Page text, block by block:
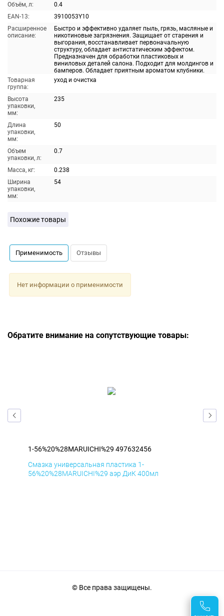
Объём, л:
0.4
EAN-13:
3910053Y10
Расширенное
описание:
Быстро и эффективно удаляет пыль, грязь, масляные и
никотиновые загрязнения. Защищает от старения и
выгорания, восстанавливает первоначальную
структуру, обладает антистатическим эффектом.
Предназначен для обработки пластиковых и
виниловых деталей салона. Подходит для молдингов и
бамперов. Обладает приятным ароматом клубники.
Товарная
группа:
уход и очистка
Высота
упаковки,
мм:
235
Длина
упаковки,
мм:
50
Объем
упаковки, л:
0.7
Масса, кг:
0.238
Ширина
упаковки,
мм:
54
Похожие товары
Применимость Отзывы
Нет информации о применимости
Обратите внимание на сопутствующие товары:
1-56%20%28MARUICHI%29 497632456
Смазка универсальная пластика 1-
56%20%28MARUICHI%29 аэр ДиК 400мл
© Все права защищены.